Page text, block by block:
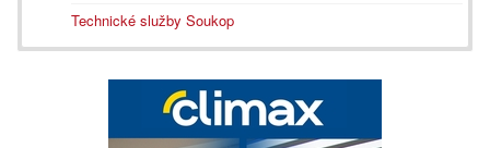
Technické služby Soukop